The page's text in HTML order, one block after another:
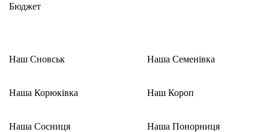
Бюджет
Наш Сновськ
Наша Корюківка
Наша Сосниця
Наша Семенівка
Наш Короп
Наша Понорниця